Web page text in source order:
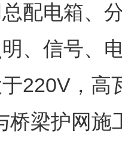
总配电箱、
、信号、
220V，高
桥梁护网